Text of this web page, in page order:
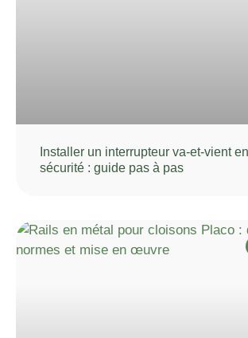
Installer un interrupteur va-et-vient
sécurité : guide pas à pas